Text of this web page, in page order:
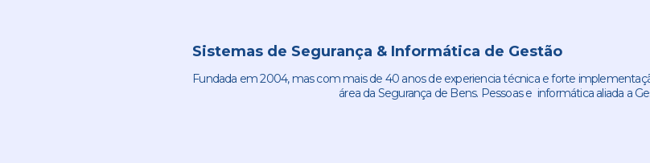
Sistemas de Segurança & Informática de Gestão
Fundada em 2004, mas com mais de 40 anos de experiencia técnica e forte
área da Segurança de Bens. Pessoas e informática aliada a